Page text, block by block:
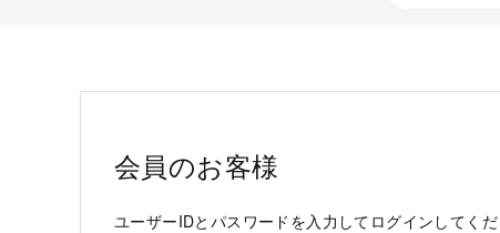
会員のお客様
ユーザーIDとパスワードを入力してログインしてくだ